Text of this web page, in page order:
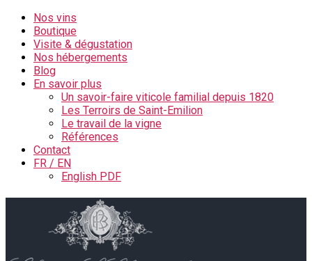
Nos vins
Boutique
Visite & dégustation
Nos hébergements
Blog
En savoir plus
Un savoir-faire viticole familial depuis 1820
Les Terroirs de Saint-Emilion
Le travail de la vigne
Références
Contact
FR / EN
English PDF